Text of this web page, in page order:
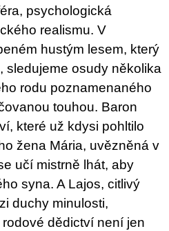
psychologická
realismu. V
hustým lesem, který
sledujeme osudy několika
rodu poznamenaného
touhou. Baron
které už kdysi pohltilo
žena Mária, uvězněná v
učí mistrně lhát, aby
syna. A Lajos, citlivý
duchy minulosti,
dědictví není jen